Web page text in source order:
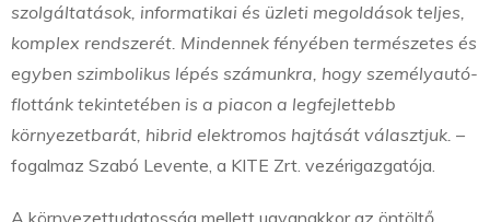
szolgáltatások, informatikai és üzleti megoldások teljes,
komplex rendszerét. Mindennek fényében természetes és
egyben szimbolikus lépés számunkra, hogy személyautó-
flottánk tekintetében is a piacon a legfejlettebb
környezetbarát, hibrid elektromos hajtását választjuk. –
fogalmaz Szabó Levente, a KITE Zrt. vezérigazgatója.